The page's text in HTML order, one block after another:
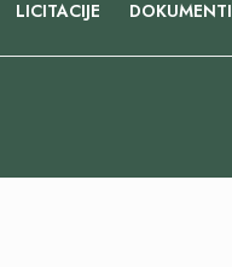
LICITACIJE DOKUMENTI